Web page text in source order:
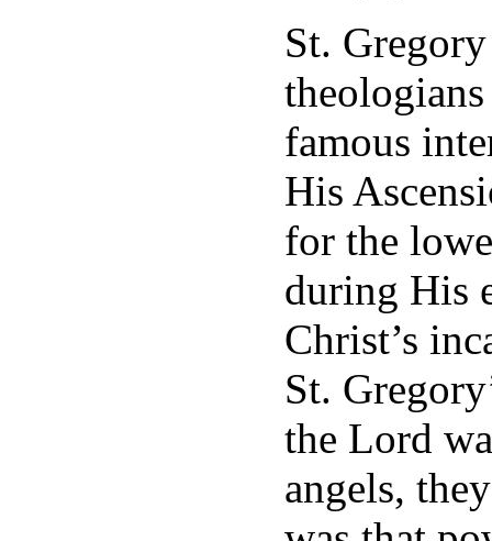
St.
famous
His
for the
during His
Christ’s
St.
the Lord
angels,